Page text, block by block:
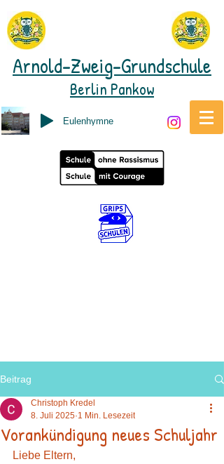
Arnold-Zweig-Grundschule
Berlin Pankow
Eulenhymne
Beitrag
Vorankündigung neues Schuljahr
Christoph Kredel
8. Juli 2025 1 Min. Lesezeit
Liebe Eltern,